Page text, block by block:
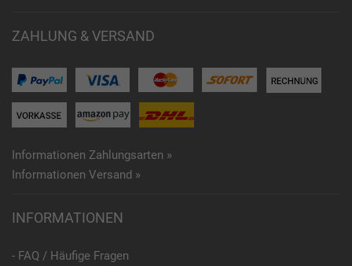
ZAHLUNG & VERSAND
Informationen Zahlungsarten »
Informationen Versand »
INFORMATIONEN
- FAQ / Häufige Fragen